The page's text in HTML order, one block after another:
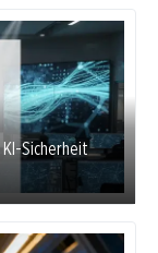
Sicherheit